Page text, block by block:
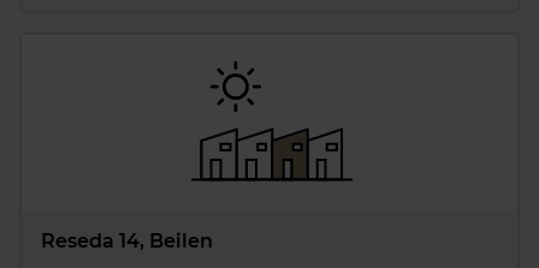
Reseda 14, Beilen